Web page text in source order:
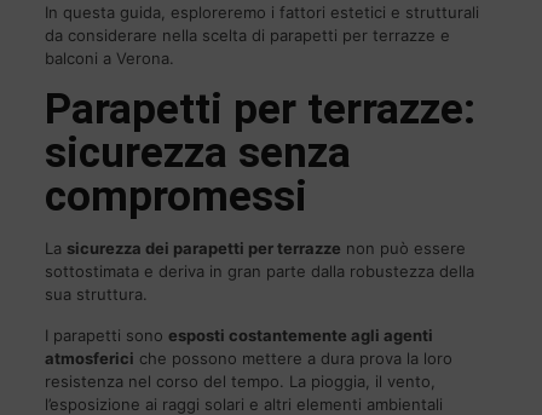
In questa guida, esploreremo i fattori estetici e strutturali
da considerare nella scelta di parapetti per terrazze e
balconi a Verona.
Parapetti per terrazze:
sicurezza senza
compromessi
La sicurezza dei parapetti per terrazze non può essere
sottostimata e deriva in gran parte dalla robustezza della
sua struttura.
I parapetti sono esposti costantemente agli agenti
atmosferici che possono mettere a dura prova la loro
resistenza nel corso del tempo. La pioggia, il vento,
l’esposizione ai raggi solari e altri elementi ambientali